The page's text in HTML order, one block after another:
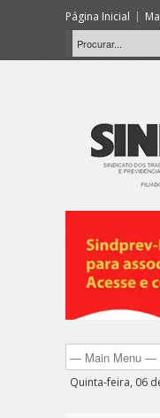
Página Inicial
Quinta-feira, 06